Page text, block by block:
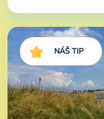
NÁŠ TIP